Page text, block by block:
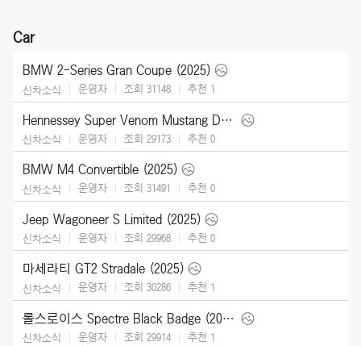
Car
BMW 2-Series Gran Coupe (2025)
신차소식 운영자 조회 31148 추천 1
Hennessey Super Venom Mustang Dark Horse (2025)
신차소식 운영자 조회 29173 추천 0
BMW M4 Convertible (2025)
신차소식 운영자 조회 31491 추천 0
Jeep Wagoneer S Limited (2025)
신차소식 운영자 조회 29968 추천 0
마세라티 GT2 Stradale (2025)
신차소식 운영자 조회 30286 추천 1
롤스로이스 Spectre Black Badge (2026)
신차소식 운영자 조회 29914 추천 1